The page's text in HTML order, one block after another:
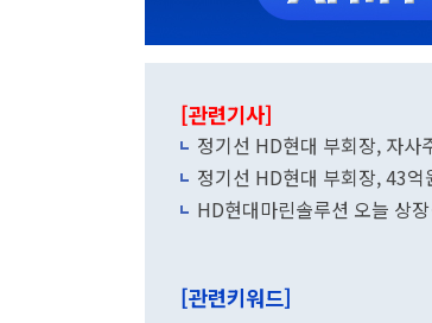
[관련기사]
정기선 HD현대 부회장, 자
정기선 HD현대 부회장, 43억
HD현대마린솔루션 오늘 상
[관련키워드]